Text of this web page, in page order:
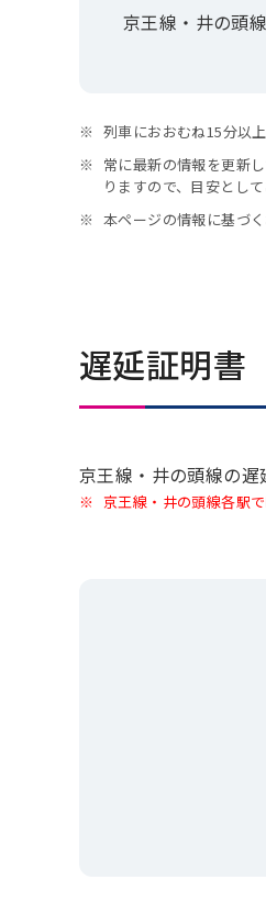
京王線・井の頭
列車におおむね15分以
常に最新の情報を更新
りますので、目安として
本ページの情報に基づ
遅延証明書
京王線・井の頭線の
京王線・井の頭線各駅